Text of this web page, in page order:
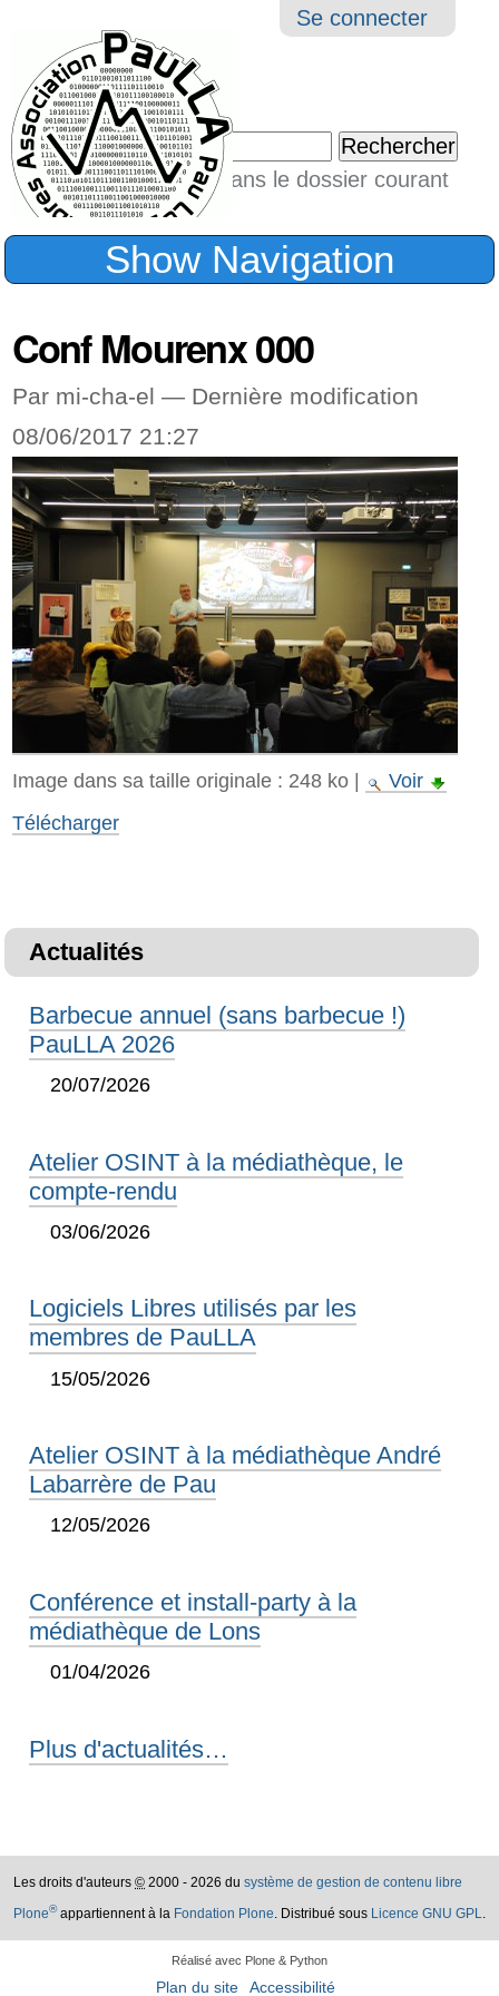
Outils
Se connecter
Chercher par
Seulement dans le dossier courant
Recherche
Show Navigation
Conf Mourenx 000
Par mi-cha-el — Dernière modification
08/06/2017 21:27
Image dans sa taille originale : 248 ko|
Voir
Télécharger
Actualités
Barbecue annuel (sans barbecue !)
PauLLA 2026
20/07/2026
Atelier OSINT à la médiathèque, le
compte-rendu
03/06/2026
Logiciels Libres utilisés par les
membres de PauLLA
15/05/2026
Atelier OSINT à la médiathèque André
Labarrère de Pau
12/05/2026
Conférence et install-party à la
médiathèque de Lons
01/04/2026
Plus d'actualités…
Les droits d'auteurs © 2000 - 2026 du système de gestion de contenu libre
Plone®appartiennent à la Fondation Plone. Distribué sous Licence GNU GPL.
Réalisé avec Plone & Python
Plan du site Accessibilité